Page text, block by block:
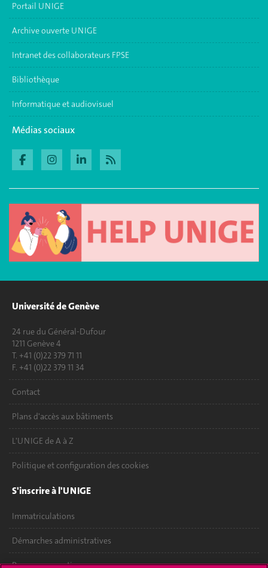
Portail UNIGE
Archive ouverte UNIGE
Intranet des collaborateurs FPSE
Bibliothèque
Informatique et audiovisuel
Médias sociaux
Université de Genève
24 rue du Général-Dufour
1211 Genève 4
T. +41 (0)22 379 71 11
F. +41 (0)22 379 11 34
Contact
Plans d'accès aux bâtiments
L'UNIGE de A à Z
Politique et configuration des cookies
S'inscrire à l'UNIGE
Immatriculations
Démarches administratives
Poser une question